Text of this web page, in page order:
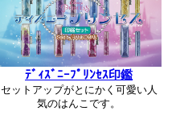
ﾃﾞｨｽﾞﾆｰﾌﾟﾘﾝｾｽ印鑑
セットアップがとにかく可愛い人
気のはんこです。